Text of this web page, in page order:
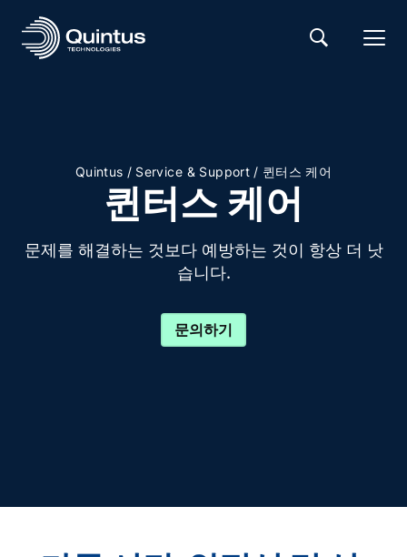
Quintus / Service & Support / 퀸터스 케어
퀸터스 케어
문제를 해결하는 것보다 예방하는 것이 항상 더 낫
습니다.
문의하기